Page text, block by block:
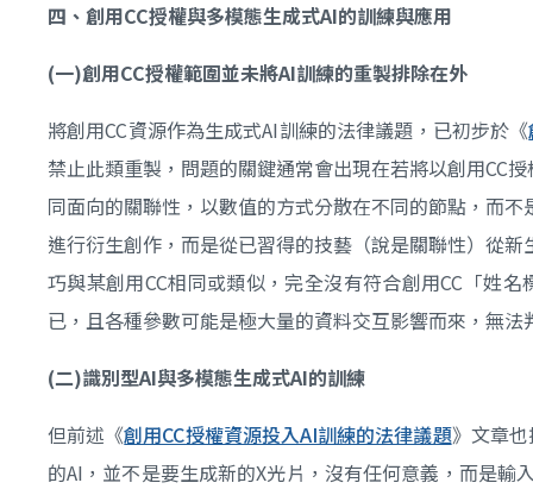
四、創用CC授權與多模態生成式AI的訓練與應用
(一)創用CC授權範圍並未將AI訓練的重製排除在外
將創用CC資源作為生成式AI訓練的法律議題，已初步於《
禁止此類重製，問題的關鍵通常會出現在若將以創用CC
同面向的關聯性，以數值的方式分散在不同的節點，而
進行衍生創作，而是從已習得的技藝（說是關聯性）從
巧與某創用CC相同或類似，完全沒有符合創用CC「姓
已，且各種參數可能是極大量的資料交互影響而來，無
(二)識別型AI與多模態生成式AI的訓練
但前述《創用CC授權資源投入AI訓練的法律議題》文章
的AI，並不是要生成新的X光片，沒有任何意義，而是